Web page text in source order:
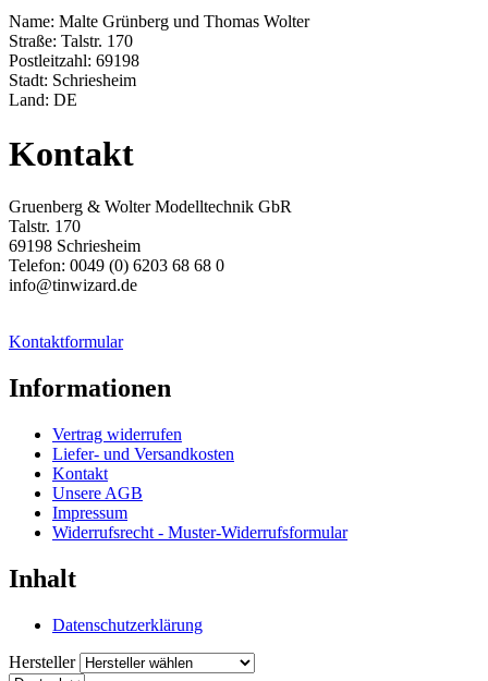
Name: Malte Grünberg und Thomas Wolter
Straße: Talstr. 170
Postleitzahl: 69198
Stadt: Schriesheim
Land: DE
Kontakt
Gruenberg & Wolter Modelltechnik GbR
Talstr. 170
69198 Schriesheim
Telefon: 0049 (0) 6203 68 68 0
info@tinwizard.de
Kontaktformular
Informationen
Vertrag widerrufen
Liefer- und Versandkosten
Kontakt
Unsere AGB
Impressum
Widerrufsrecht - Muster-Widerrufsformular
Inhalt
Datenschutzerklärung
Hersteller